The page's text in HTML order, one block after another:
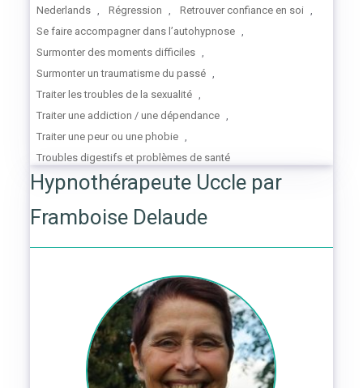
Nederlands , Régression , Retrouver confiance en soi ,
Se faire accompagner dans l’autohypnose ,
Surmonter des moments difficiles ,
Surmonter un traumatisme du passé ,
Traiter les troubles de la sexualité ,
Traiter une addiction / une dépendance ,
Traiter une peur ou une phobie ,
Troubles digestifs et problèmes de santé
Hypnothérapeute Uccle par
Framboise Delaude